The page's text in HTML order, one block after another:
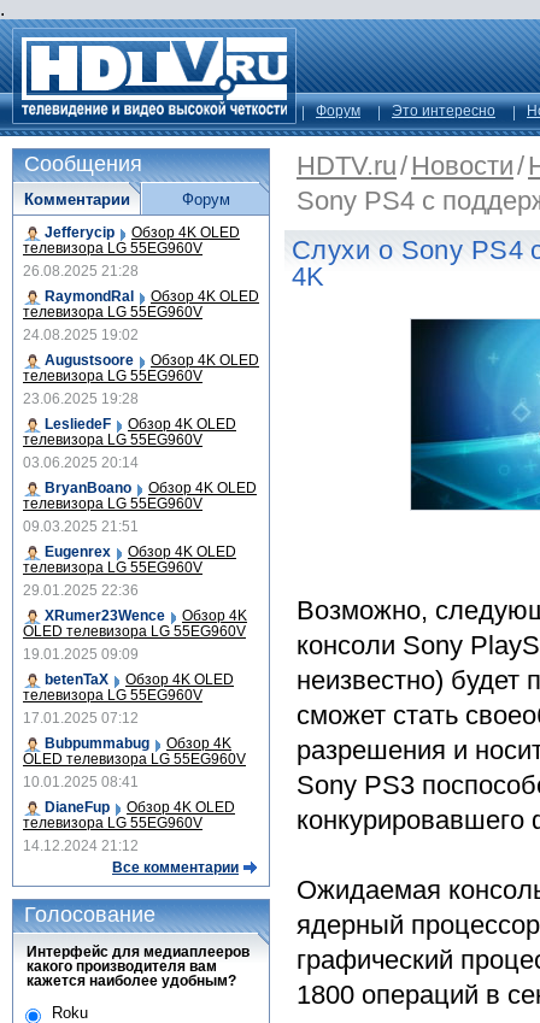
.
Форум Это интересно
HDTV.ru/Новости/
Sony PS4 с
Слухи о Sony PS4
4K
Возможно,
консоли Sony
неизвестно) будет
сможет стать
разрешения и
Sony PS3
Ожидаемая
ядерный
графический
1800 операций в
Сообщения
Комментарии
Jefferycip Обзор 4K OLED
телевизора LG 55EG960V
26.08.2025 21:28
RaymondRal
Обзор 4K OLED
телевизора LG 55EG960V
24.08.2025 19:02
Augustsoore
Обзор 4K OLED
телевизора LG 55EG960V
23.06.2025 19:28
LesliedeF
Обзор 4K OLED
телевизора LG 55EG960V
03.06.2025 20:14
BryanBoano
Обзор 4K OLED
телевизора LG 55EG960V
09.03.2025 21:51
Eugenrex
Обзор 4K OLED
телевизора LG 55EG960V
29.01.2025 22:36
XRumer23Wence
Обзор 4K
OLED телевизора LG 55EG960V
19.01.2025 09:09
betenTaX
Обзор 4K OLED
телевизора LG 55EG960V
17.01.2025 07:12
Bubpummabug
Обзор 4K
OLED телевизора LG 55EG960V
10.01.2025 08:41
DianeFup
Обзор 4K OLED
телевизора LG 55EG960V
14.12.2024 21:12
Все комментарии
Форум
Голосование
Интерфейс для медиаплееров
какого производителя вам
кажется наиболее удобным?
Roku